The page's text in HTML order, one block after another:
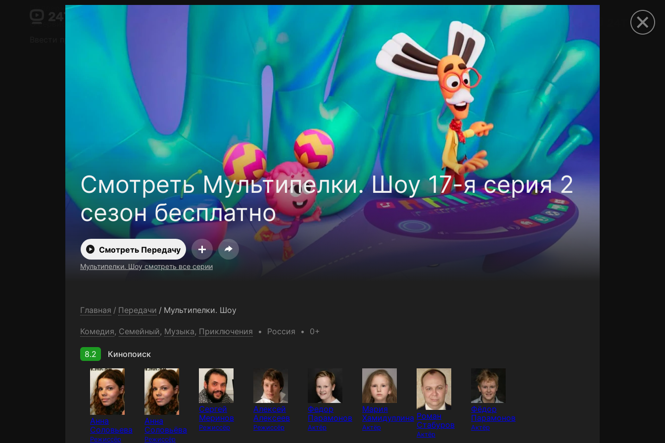
Смотреть Мультипелки. Шоу 17-я серия 2
сезон бесплатно
Смотреть Передачу
Мультипелки. Шоу смотреть все серии
Главная / Передачи / Мультипелки. Шоу
Комедия, Семейный, Музыка, Приключения Россия 0+
8.2 Кинопоиск
Анна
Соловьева
Режиссёр
Анна
Соловьёва
Режиссёр
Сергей
Меринов
Режиссёр
Алексей
Алексеев
Режиссёр
Федор
Парамонов
Актёр
Мария
Хамидуллина
Актёр
Роман
Стабуров
Актёр
Фёдор
Парамонов
Актёр
Поддержка:support@24h.tv
Пользовательское соглашение Политика конфиденциальности
Открыть приложение
Установить на ТВ Бесплатные каналы Контакты